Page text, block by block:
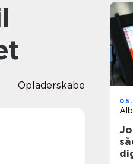
Opladerskabe